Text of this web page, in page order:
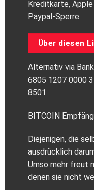
Kreditkarte,
Paypal-Sperre:
Über diesen
Alternativ via
6805 1207 0000
8501
BITCOIN
Diejenigen, die
ausdrücklich
Umso mehr freut
denen sie nicht